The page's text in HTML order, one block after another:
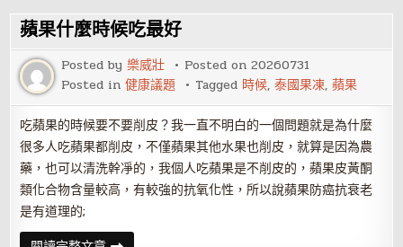
的
山
藥
吃
法
蘋果什麼時候吃最好
Posted by樂威壯 Posted on20260731
Posted in健康議題 Tagged 時候,泰國果凍,蘋果
吃蘋果的時候要不要削皮？我一直不明白的一個問題就是為什麼
很多人吃蘋果都削皮，不僅蘋果其他水果也削皮，就算是因為農
藥，也可以清洗幹凈的，我個人吃蘋果是不削皮的，蘋果皮黃酮
類化合物含量較高，有較強的抗氧化性，所以說蘋果防癌抗衰老
是有道理的;